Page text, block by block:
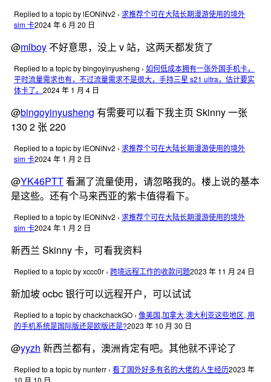
Replied to a topic by lEONiNv2 › 求推荐个可在大陆长期漫游使用的境外
sim 卡2024 年 6 月 20 日
@mlboy 不好意思，没上 v 站，这两天都发货了
Replied to a topic by bingoyinyusheng › 如何低成本拥有一张外国手机卡，
平时流量需求也有，不过流量需求不是很大，手持三星 s21 ultra，估计要实
体卡了。 2024 年 1 月 4 日
@bingoyinyusheng 有需要可以看下我主页 Skinny 一张
130 2 张 220
Replied to a topic by lEONiNv2 › 求推荐个可在大陆长期漫游使用的境外
sim 卡2024 年 1 月 2 日
@YK46PTT看漏了流量使用，请忽略我的。楼上说的基本
是这些。还有个马来西亚的紫卡值得看下。
Replied to a topic by lEONiNv2 › 求推荐个可在大陆长期漫游使用的境外
sim 卡2024 年 1 月 2 日
新西兰 Skinny 卡，可看我资料
Replied to a topic by xccc0r › 跨境远程工作的收款问题2023 年 11 月 24 日
新加坡 ocbc 银行可以远程开户，可以试试
Replied to a topic by chackchackGO › 像美国,加拿大,澳大利亚这些地区, 用
的手机系统是国际版还是欧版还是?2023 年 10 月 30 日
@yyzh 新西兰都有，澳洲肯定有吧。其他就不评论了
Replied to a topic by nunterr › 看了国外好多有名的大佬的人生经历2023 年
10 月 10 日